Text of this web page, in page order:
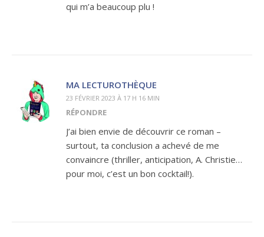
qui m’a beaucoup plu !
MA LECTUROTHÈQUE
23 FÉVRIER 2023 À 17 H 16 MIN
RÉPONDRE
J’ai bien envie de découvrir ce roman –
surtout, ta conclusion a achevé de me
convaincre (thriller, anticipation, A. Christie…
pour moi, c’est un bon cocktail!).